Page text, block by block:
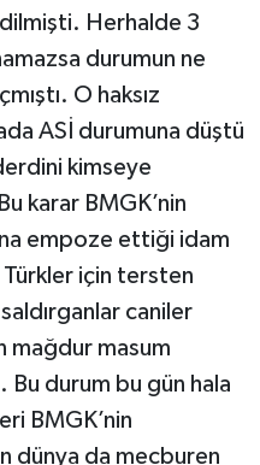
Herhalde 3
durumun ne
O haksız
ASİ durumuna düştü
kimseye
karar BMGK’nin
empoze ettiği idam
için tersten
caniler
mağdur masum
durum bu gün hala
BMGK’nin
dünya da mecburen